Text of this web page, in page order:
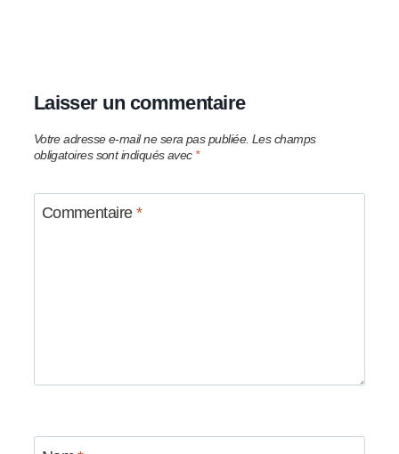
Laisser un commentaire
Votre adresse e-mail ne sera pas publiée. Les champs
obligatoires sont indiqués avec *
Commentaire*